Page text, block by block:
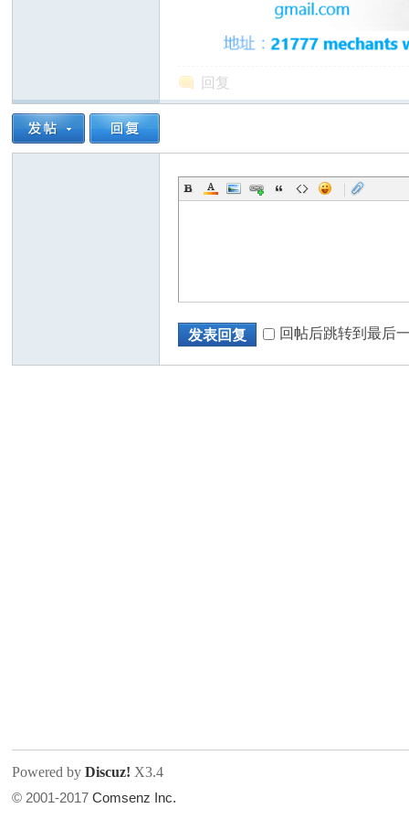
州
回复
|
发表回复 回帖后跳转到最后
Powered byDiscuz! X3.4
© 2001-2017Comsenz Inc.